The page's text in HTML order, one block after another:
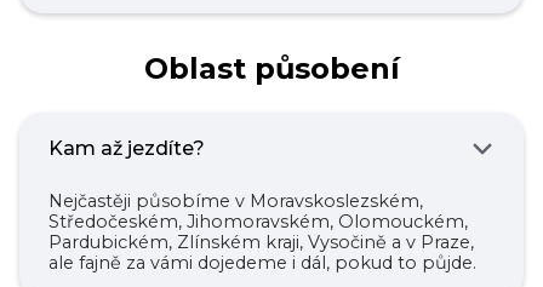
Oblast působení
Kam až jezdíte?
Nejčastěji působíme v Moravskoslezském,
Středočeském, Jihomoravském, Olomouckém,
Pardubickém, Zlínském kraji, Vysočině a v Praze,
ale fajně za vámi dojedeme i dál, pokud to půjde.